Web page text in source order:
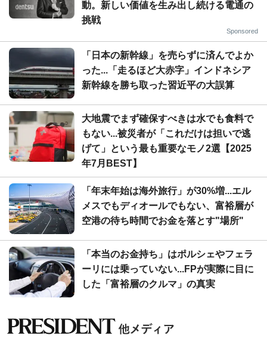
動。新しい価値を生み出し続ける電通の
挑戦
Sponsored
「日本の新幹線」を売らずに済んでよか
った...「走るほど大赤字」インドネシア
新幹線を勝ち取った習近平の大誤算
大地震でまず確保すべきは水でも食料で
もない...被災者が「これだけは担いで逃
げて」という最も重要なモノ2選【2025
年7月BEST】
「年末年始は海外旅行」が30%増...エル
メスでもディオールでもない、富裕層が
空港の待ち時間でお金を落とす"場所"
「本当のお金持ち」はポルシェやフェラ
ーリには乗っていない...FPが実際に目に
した「富裕層のクルマ」の真実